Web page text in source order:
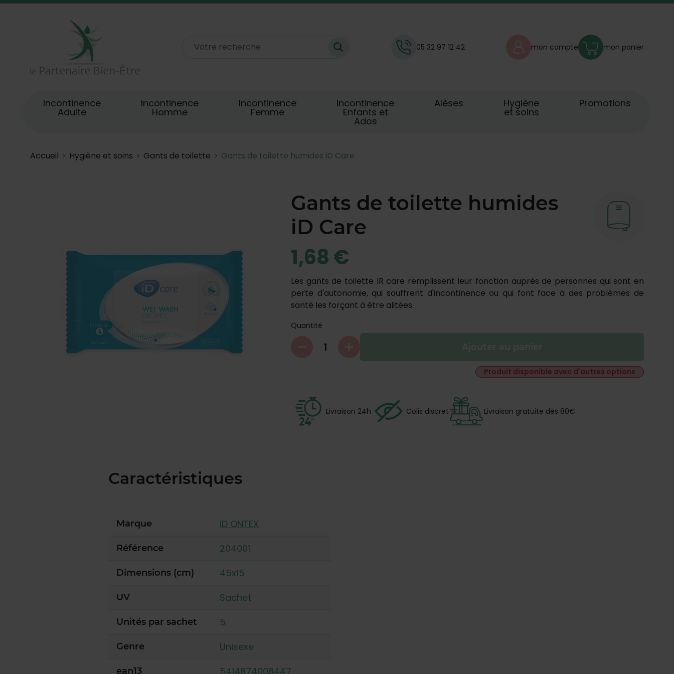
05 32 97 12 42 mon compte mon panier
Incontinence
Adulte
Incontinence
Homme
Incontinence
Femme
Incontinence
Enfants et
Ados
Alèses Hygiène
et soins
Promotions
Accueil Hygiène et soins Gants de toilette Gants de toilette humides iD Care
Gants de toilette humides
iD Care
1,68 €
Les gants de toilette IR care remplissent leur fonction auprès de personnes qui sont en
perte d'autonomie, qui souffrent d'incontinence ou qui font face à des problèmes de
santé les forçant à être alitées.
Quantité
Produit disponible avec d'autres options
Livraison 24h Colis discret Livraison gratuite dès 80€
Caractéristiques
Marque iD ONTEX
Référence 204001
Dimensions (cm) 45x15
UV Sachet
Unités par sachet 5
Genre Unisexe
ean13 5414874008447